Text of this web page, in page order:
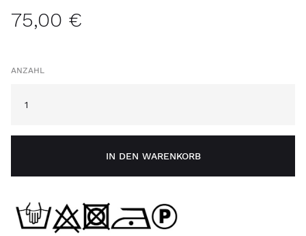
75,00 €
ANZAHL
IN DEN WARENKORB